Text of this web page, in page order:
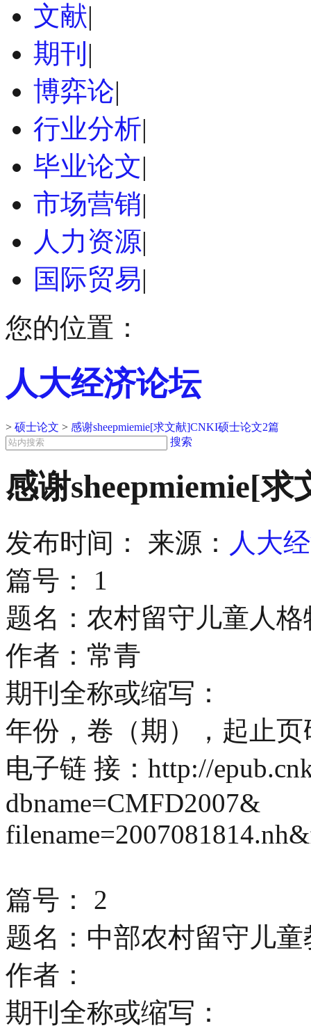
文献|
期刊 |
博弈论|
行业分析|
毕业论文|
市场营销|
人力资源|
国际贸易|
您的位置：
人大经济论坛
> 硕士论文 > 感谢sheepmiemie[求文献]CNKI硕士论文2篇
搜索
感谢sheepmiemie[
发布时间： 来源： 人大
篇号： 1
题名：农村留守儿童人
作者：常青
期刊全称或缩写：
年份，卷（期），起止页
电子链 接：http://
dbname=CMFD2007&
篇号： 2
题名：中部农村留守儿
作者：
期刊全称或缩写：